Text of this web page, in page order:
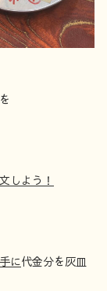
しよう！
に代金分を灰皿